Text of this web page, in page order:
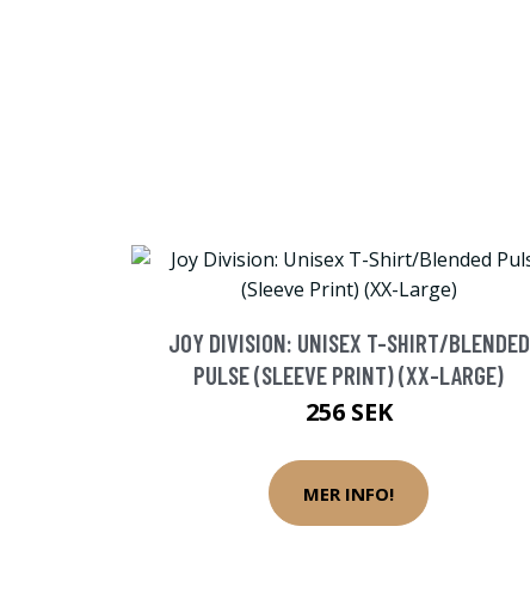
JOY DIVISION: UNISEX T-SHIRT/BLENDED
PULSE (SLEEVE PRINT) (XX-LARGE)
256 SEK
MER INFO!